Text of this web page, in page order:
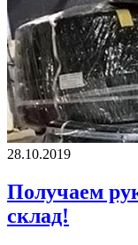
28.10.2019
Получаем
склад!